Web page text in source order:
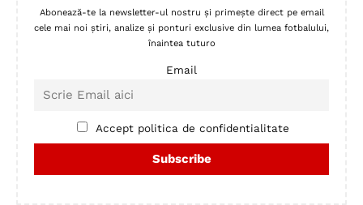
Abonează-te la newsletter-ul nostru și primește direct pe email
cele mai noi știri, analize și ponturi exclusive din lumea fotbalului,
înaintea tuturo
Email
Accept politica de confidentialitate